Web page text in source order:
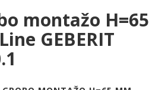
montažo H=65
GEBERIT